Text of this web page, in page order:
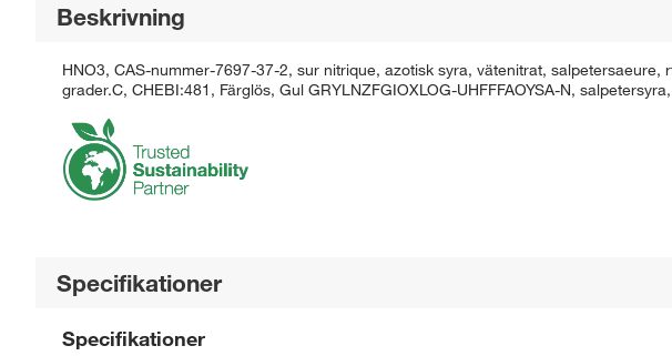
Beskrivning
HNO3, CAS-nummer-7697-37-2, sur nitrique, azotisk syra, vätenitrat,
grader.C, CHEBI:481, Färglös, Gul GRYLNZFGIOXLOG-UHFFFAOYSA-N,
Specifikationer
Specifikationer